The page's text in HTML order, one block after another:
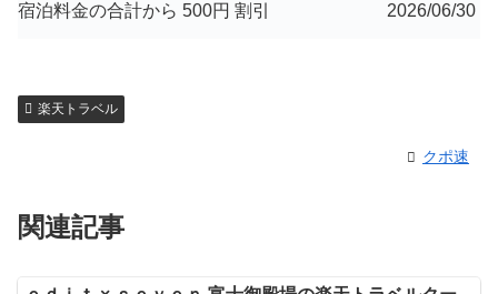
宿泊料金の合計から 500円 割引 2026/06/30
楽天トラベル
クポ速
関連記事